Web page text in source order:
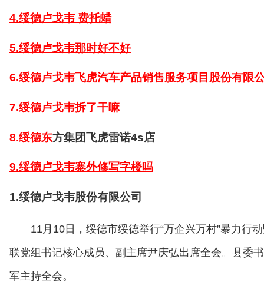
4.绥德卢戈韦 费托蜡
5.绥德卢戈韦那时好不好
6.绥德卢戈韦飞虎汽车产品销售服务项目股份有限
7.绥德卢戈韦拆了干嘛
8.绥德东方集团飞虎雷诺4s店
9.绥德卢戈韦寨外修写字楼吗
1.绥德卢戈韦股份有限公司
11月10日，绥德市绥德举行“万企兴万村”暴力行
联党组书记核心成员、副主席尹庆弘出席全会。县委
军主持全会。